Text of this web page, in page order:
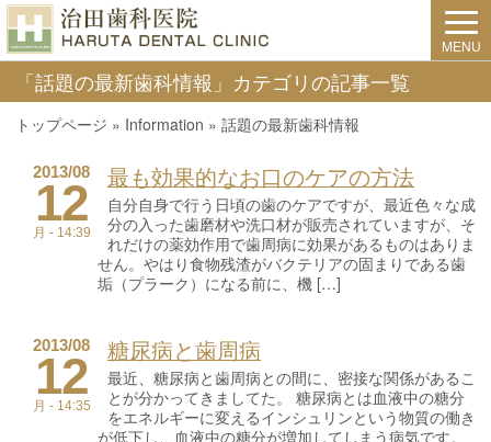
MENU
「話題の最新歯科情報」カテゴリの記事一覧
トップページ » Information » 話題の最新歯科情報
2013/08
12
月 - 14:39
最も効果的なお口のケアの方法
自分自身で行う日頃の歯のケアですが、最近色々な成
分の入った歯磨材や洗口材が販売されていますが、そ
れだけの薬効作用で歯周病に効果があるものはありま
せん。やはり食物残渣がバクテリアの固まりである歯
垢（プラーク）になる前に、機 […]
2013/08
12
月 - 14:35
糖尿病と歯周病
最近、糖尿病と歯周病との間に、密接な関係があるこ
とが分かってきましてた。 糖尿病とは血液中の糖分
をエネルギーに変えるインシュリンという物質の働き
が低下し、血液中の糖分が増加してしまう病気です。